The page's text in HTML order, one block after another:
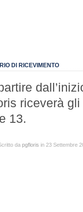
DI RICEVIMENTO
riceverà
13.
da pgfloris in 23 Settembre